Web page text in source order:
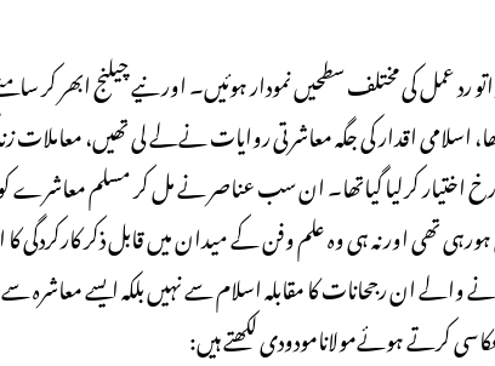
رد عمل کی مختلف سطحیں نمودار ہوئیں۔ اور نیے چیلنج ابھر کر
اسلامی اقدار کی جگہ معاشرتی روایات نےلے لی تھیں،
اختیار کرلیا گیاتھا۔ ان سب عناصر نے مل کر مسلم معاشرے
تھی اور نہ ہی وہ علم وفن کے میدان میں قابل ذکر کارکردگی کا
ان رجحانات کا مقابلہ اسلام سے نہیں بلکہ ایسے معاشرہ سے
کرتے ہوئےمولانامودودی لکھتے ہیں: